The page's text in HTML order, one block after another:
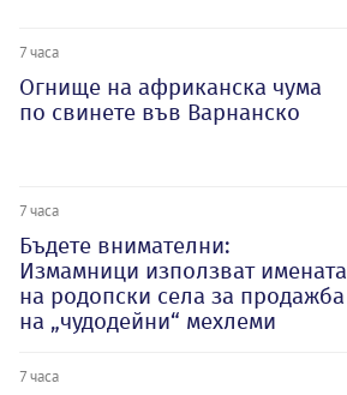
7 часа
Огнище на африканска чума
по свинете във Варнанско
7 часа
Бъдете внимателни:
Измамници използват имената
на родопски села за продажба
на „чудодейни“ мехлеми
7 часа